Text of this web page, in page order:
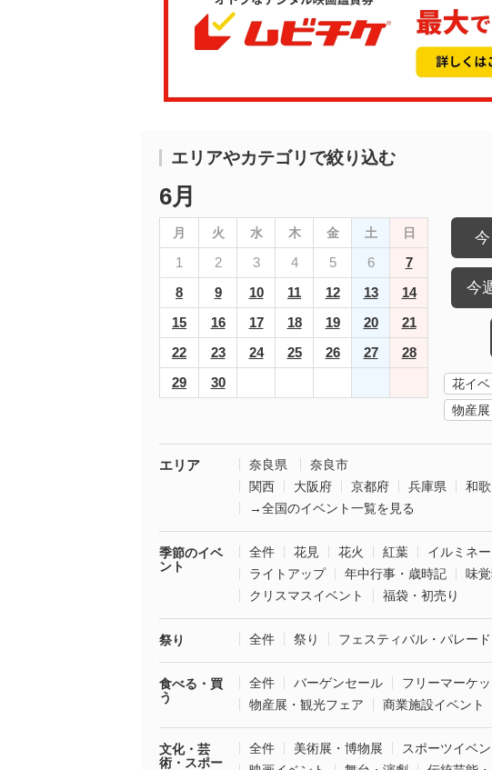
エリアやカテゴリで絞り込む
6月
月 火 水 木 金 土 日
1 2 3 4 5 6
7
8
9 10 11 12 13
14
15
16 17 18 19 20
21
22
23 24 25 26 27
28
29
30
今
今
花イベ
物産
エリア 奈良県
奈良市
関西
大阪府 京都府 兵庫県 和
→全国のイベント一覧を見る
季節のイベ
ント
全件 花見 花火 紅葉 イルミネ
ライトアップ
年中行事・歳時記
味
クリスマスイベント
福袋・初売り
祭り 全件 祭り フェスティバル・パレード
食べる・買
う
全件 バーゲンセール フリーマーケッ
物産展・観光フェア
商業施設イベント
文化・芸
術・スポー
全件 美術展・博物展 スポーツイベン